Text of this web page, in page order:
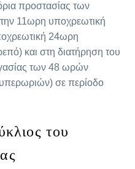
προστασίας των
11ωρη υποχρεωτική
24ωρη
και στη διατήρηση του
των 48 ωρών
σε περίοδο
του